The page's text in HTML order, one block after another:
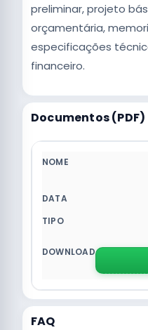
preliminar, projeto
orçamentária,
especificações
financeiro.
Documentos (PDF)
FAQ